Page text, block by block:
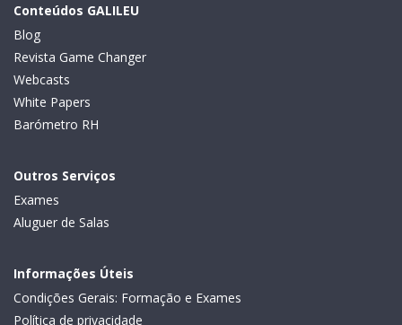
Conteúdos GALILEU
Blog
Revista Game Changer
Webcasts
White Papers
Barómetro RH
Outros Serviços
Exames
Aluguer de Salas
Informações Úteis
Condições Gerais: Formação e Exames
Política de privacidade